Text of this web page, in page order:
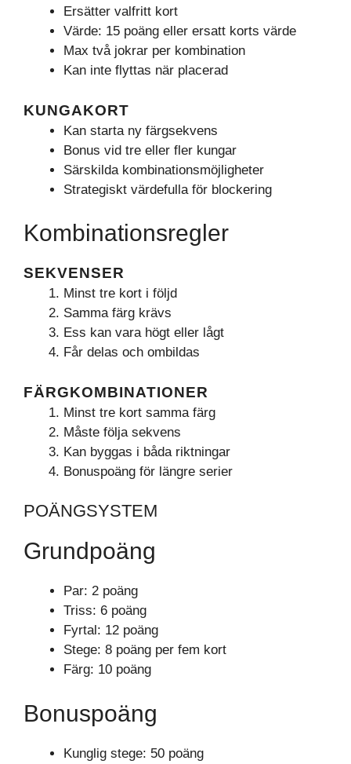
Ersätter valfritt kort
Värde: 15 poäng eller ersatt korts värde
Max två jokrar per kombination
Kan inte flyttas när placerad
KUNGAKORT
Kan starta ny färgsekvens
Bonus vid tre eller fler kungar
Särskilda kombinationsmöjligheter
Strategiskt värdefulla för blockering
Kombinationsregler
SEKVENSER
Minst tre kort i följd
Samma färg krävs
Ess kan vara högt eller lågt
Får delas och ombildas
FÄRGKOMBINATIONER
Minst tre kort samma färg
Måste följa sekvens
Kan byggas i båda riktningar
Bonuspoäng för längre serier
POÄNGSYSTEM
Grundpoäng
Par: 2 poäng
Triss: 6 poäng
Fyrtal: 12 poäng
Stege: 8 poäng per fem kort
Färg: 10 poäng
Bonuspoäng
Kunglig stege: 50 poäng